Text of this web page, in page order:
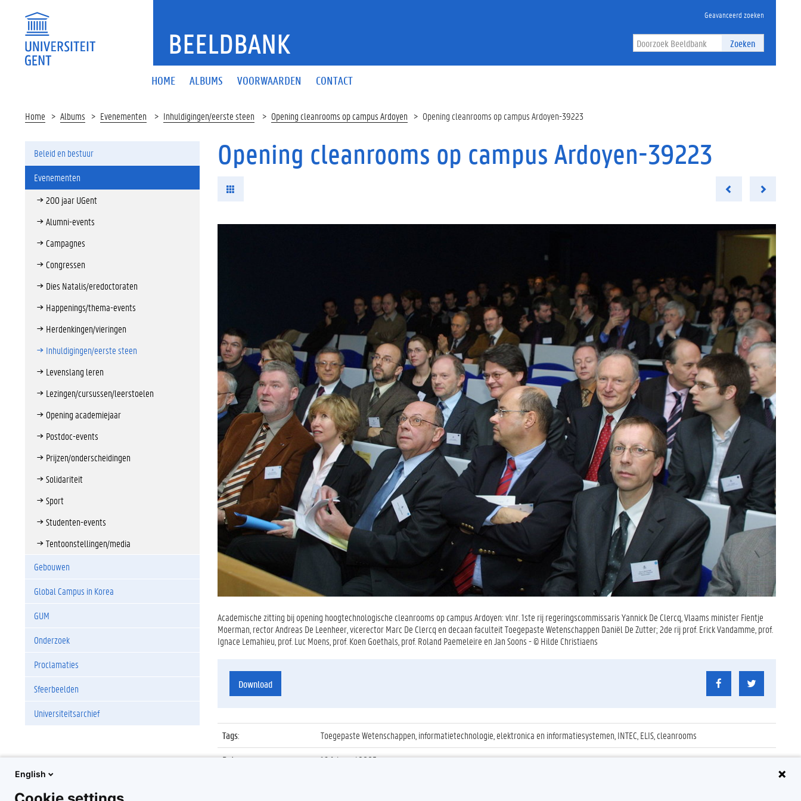
BEELDBANK
Geavanceerd zoeken
Zoeken
HOME ALBUMS VOORWAARDEN CONTACT
Home Albums Evenementen Inhuldigingen/eerste steen Opening cleanrooms op campus Ardoyen Opening cleanrooms op campus Ardoyen-39223
Beleid en bestuur
Evenementen
200 jaar UGent
Alumni-events
Campagnes
Congressen
Dies Natalis/eredoctoraten
Happenings/thema-events
Herdenkingen/vieringen
Inhuldigingen/eerste steen
Levenslang leren
Lezingen/cursussen/leerstoelen
Opening academiejaar
Postdoc-events
Prijzen/onderscheidingen
Solidariteit
Sport
Studenten-events
Tentoonstellingen/media
Gebouwen
Global Campus in Korea
GUM
Onderzoek
Proclamaties
Sfeerbeelden
Universiteitsarchief
Opening cleanrooms op campus Ardoyen-39223
Academische zitting bij opening hoogtechnologische cleanrooms op campus Ardoyen: vlnr. 1ste rij regeringscommissaris Yannick De Clercq, Vlaams minister Fientje
Moerman, rector Andreas De Leenheer, vicerector Marc De Clercq en decaan faculteit Toegepaste Wetenschappen Daniël De Zutter; 2de rij prof. Erick Vandamme, prof.
Ignace Lemahieu, prof. Luc Moens, prof. Koen Goethals, prof. Roland Paemeleire en Jan Soons - © Hilde Christiaens
Download
Tags:
Toegepaste Wetenschappen, informatietechnologie, elektronica en informatiesystemen, INTEC, ELIS, cleanrooms
Datum:
16 februari 2005
English